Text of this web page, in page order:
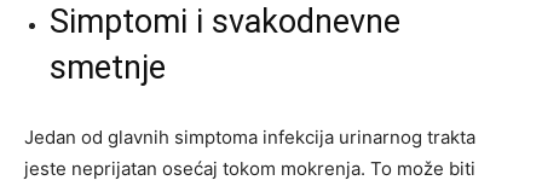
Simptomi i svakodnevne
smetnje
Jedan od glavnih simptoma infekcija urinarnog trakta
jeste neprijatan osećaj tokom mokrenja. To može biti